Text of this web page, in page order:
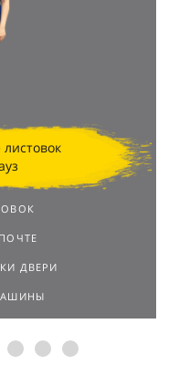
ДВЕРИ